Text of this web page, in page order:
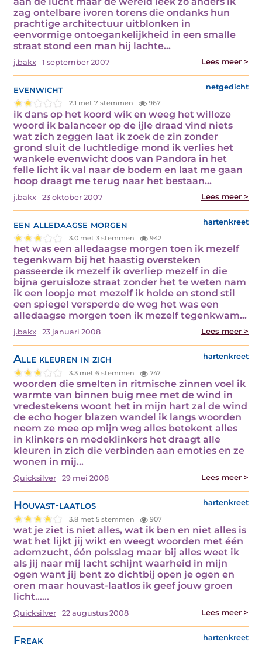
zag ontelbare ivoren torens die ondanks hun
prachtige architectuur uitblonken in
eenvormige ontoegankelijkheid in een smalle
straat stond een man hij lachte…
j.bakx 1 september 2007 Lees meer >
evenwicht netgedicht
2.1 met 7 stemmen 967
ik dans op het koord wik en weeg het willoze
woord ik balanceer op de ijle draad vind niets
wat zich zeggen laat ik zoek de zin zonder
grond sluit de luchtledige mond ik verlies het
wankele evenwicht doos van Pandora in het
felle licht ik val naar de bodem en laat me gaan
hoop draagt me terug naar het bestaan…
j.bakx 23 oktober 2007 Lees meer >
een alledaagse morgen hartenkreet
3.0 met 3 stemmen 942
het was een alledaagse morgen toen ik mezelf
tegenkwam bij het haastig oversteken
passeerde ik mezelf ik overliep mezelf in die
bijna geruisloze straat zonder het te weten nam
ik een loopje met mezelf ik holde en stond stil
een spiegel versperde de weg het was een
alledaagse morgen toen ik mezelf tegenkwam…
j.bakx 23 januari 2008 Lees meer >
Alle kleuren in zich hartenkreet
3.3 met 6 stemmen 747
woorden die smelten in ritmische zinnen voel ik
warmte van binnen buig mee met de wind in
vredestekens woont het in mijn hart zal de wind
de echo hoger blazen wandel ik langs woorden
neem ze mee op mijn weg alles betekent alles
in klinkers en medeklinkers het draagt alle
kleuren in zich die verbinden aan emoties en ze
wonen in mij…
Quicksilver 29 mei 2008 Lees meer >
Houvast-laatlos hartenkreet
3.8 met 5 stemmen 907
wat je ziet is niet alles, wat ik ben en niet alles is
wat het lijkt jij wikt en weegt woorden met één
ademzucht, één polsslag maar bij alles weet ik
als jij naar mij lacht schijnt waarheid in mijn
ogen want jij bent zo dichtbij open je ogen en
oren maar houvast-laatlos ik geef jouw groen
licht...…
Quicksilver 22 augustus 2008 Lees meer >
Freak hartenkreet